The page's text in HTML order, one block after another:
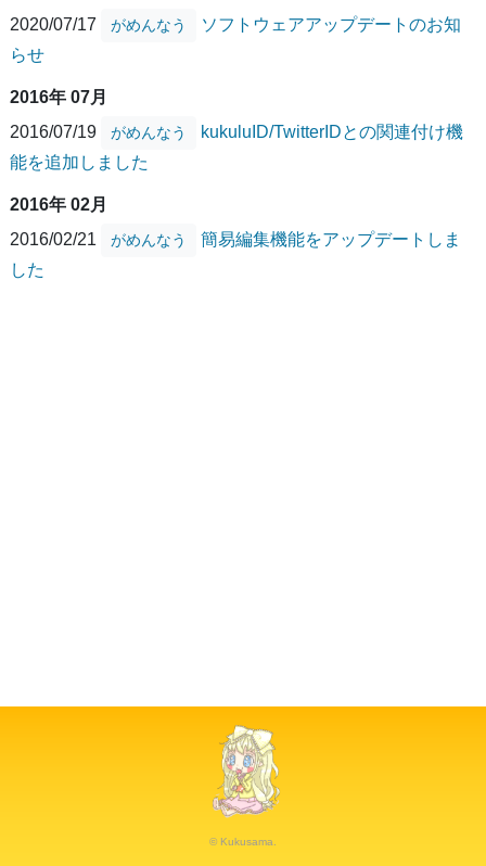
2020/07/17
がめんなう
ソフトウェアアップデートのお知
らせ
2016年 07月
2016/07/19
がめんなう
kukuluID/TwitterIDとの関連付け機
能を追加しました
2016年 02月
2016/02/21
がめんなう
簡易編集機能をアップデートしま
した
© Kukusama.